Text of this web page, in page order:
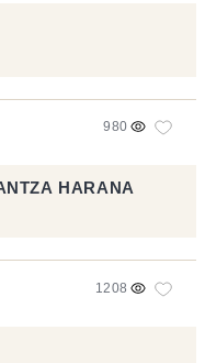
980
HARANA
1208